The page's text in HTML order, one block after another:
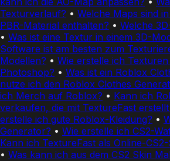
Texturverlauf? • Welche Maps sind
PBR-Material enthalten? • Welche
• Was ist eine Textur in einem 3D-
Software ist am besten zum
Modellen? • Wie erstelle ich
Photoshop? • Was ist ein Roblox
nutze ich den Roblox Clothes
ich Merch auf Roblox? • Kann ich
verkaufen, die mit TextureFast
erstelle ich gute Roblox-Kleidung? •
Generator? • Wie erstelle ich CS2-
Kann ich TextureFast als Online-
• Was kann ich aus dem CS2 Skin